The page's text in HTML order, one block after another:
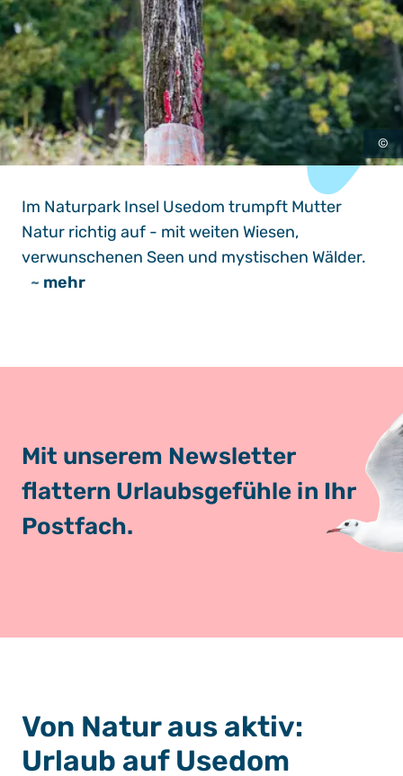
©
Im Naturpark Insel Usedom trumpft Mutter
Natur richtig auf - mit weiten Wiesen,
verwunschenen Seen und mystischen Wälder.
~ mehr
Mit unserem Newsletter
flattern Urlaubsgefühle in Ihr
Postfach.
Von Natur aus aktiv:
Urlaub auf Usedom